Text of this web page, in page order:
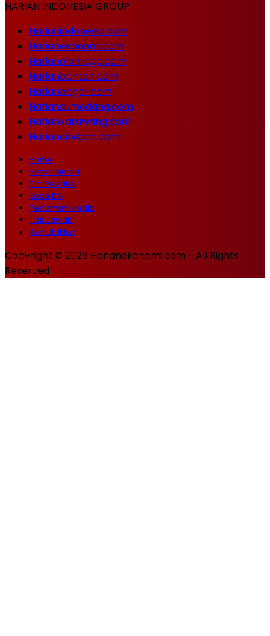
HARIAN INDONESIA GROUP
Harianindonesia.com
Harianekonomi.com
Harianolahraga.com
Harianbanten.com
Harianbogor.com
Hariansumedang.com
Hariankarawang.com
Hariancirebon.com
Home
Histori Media
Tim Redaksi
Kode Etik
Pedoman Media
Hak Jawab
Kontak Iklan
Copyright © 2026 Harianekonomi.com - All Rights
Reserved